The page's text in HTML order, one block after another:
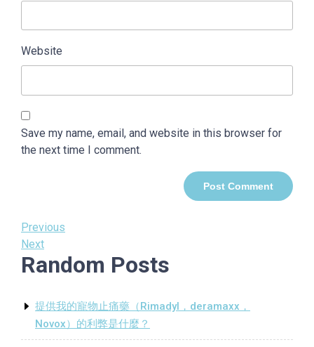
Website
Save my name, email, and website in this browser for
the next time I comment.
Post
navigation
Previous
Post
Previous
Next
Post
Next
Random Posts
提供我的寵物止痛藥（Rimadyl，deramaxx，
Novox）的利弊是什麼？